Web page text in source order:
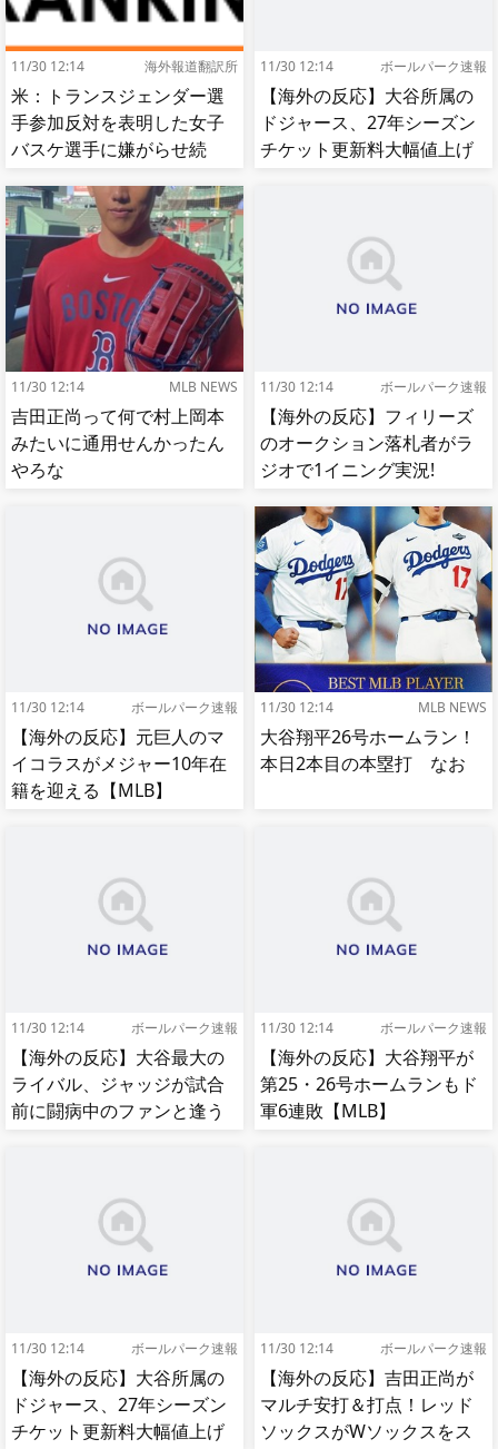
11/30 12:14 海外報道翻訳所
米：トランスジェンダー選
手参加反対を表明した女子
バスケ選手に嫌がらせ続
肘鉄を顔面に食らう[海外の
反応]
11/30 12:14 ボールパーク速報
【海外の反応】大谷所属の
ドジャース、27年シーズン
チケット更新料大幅値上げ
11/30 12:14 MLB NEWS
吉田正尚って何で村上岡本
みたいに通用せんかったん
やろな
11/30 12:14 ボールパーク速報
【海外の反応】フィリーズ
のオークション落札者がラ
ジオで1イニング実況!
11/30 12:14 ボールパーク速報
【海外の反応】元巨人のマ
イコラスがメジャー10年在
籍を迎える【MLB】
11/30 12:14 MLB NEWS
大谷翔平26号ホームラン！
本日2本目の本塁打 なお
11/30 12:14 ボールパーク速報
【海外の反応】大谷最大の
ライバル、ジャッジが試合
前に闘病中のファンと逢う
11/30 12:14 ボールパーク速報
【海外の反応】大谷翔平が
第25・26号ホームランもド
軍6連敗【MLB】
11/30 12:14 ボールパーク速報
【海外の反応】大谷所属の
ドジャース、27年シーズン
チケット更新料大幅値上げ
11/30 12:14 ボールパーク速報
【海外の反応】吉田正尚が
マルチ安打＆打点！レッド
ソックスがWソックスをス